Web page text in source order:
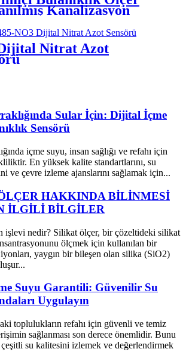
Kanalizasyon
Nitrat Azot
Sular İçin: Dijital İçme
Sensörü
içme suyu, insan sağlığı ve refahı için
En yüksek kalite standartlarını, su
ve çevre izleme ajanslarını sağlamak için...
HAKKINDA BİLİNMESİ
İLGİLİ BİLGİLER
işlevi nedir? Silikat ölçer, bir çözeltideki silikat
ölçmek için kullanılan bir
yaygın bir bileşen olan silika (SiO2)
Suyu Garantili: Güvenilir Su
Uygulayın
toplulukların refahı için güvenli ve temiz
sağlanması son derece önemlidir. Bunu
su kalitesini izlemek ve değerlendirmek